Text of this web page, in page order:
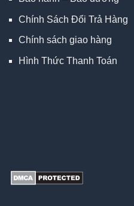
Chính Sách Đổi Trả Hàng
Chính sách giao hàng
Hình Thức Thanh Toán